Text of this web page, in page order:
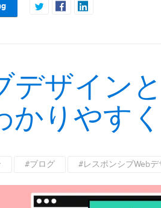
デザイン
かりやすく
#ブログ #レスポンシブWebデ